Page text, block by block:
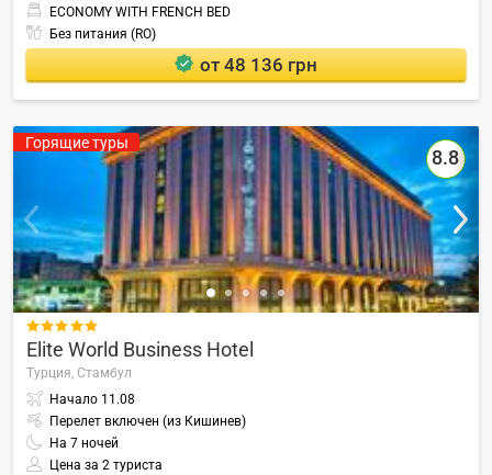
ECONOMY WITH FRENCH BED
Без питания (RO)
от 48 136 грн
Горящие туры
8.8

Elite World Business Hotel
Турция, Стамбул
Начало 11.08
Перелет включен (из Кишинев)
На 7 ночей
Цена за 2 туриста